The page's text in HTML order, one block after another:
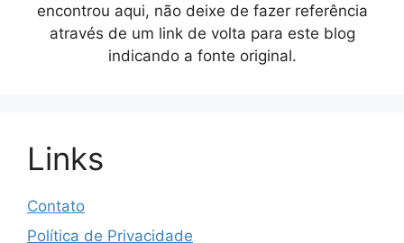
encontrou aqui, não deixe de fazer referência
através de um link de volta para este blog
indicando a fonte original.
Links
Contato
Política de Privacidade